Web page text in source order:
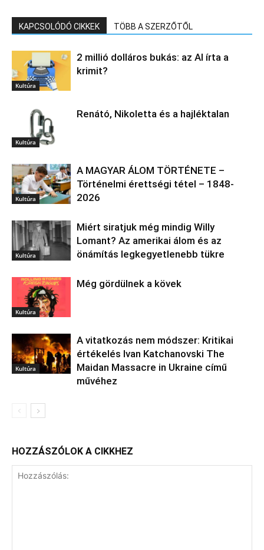
KAPCSOLÓDÓ CIKKEK TÖBB A SZERZŐTŐL
Kultúra
2 millió dolláros bukás: az AI írta a
krimit?
Kultúra
Renátó, Nikoletta és a hajléktalan
Kultúra
A MAGYAR ÁLOM TÖRTÉNETE –
Történelmi érettségi tétel – 1848-
2026
Kultúra
Miért siratjuk még mindig Willy
Lomant? Az amerikai álom és az
önámítás legkegyetlenebb tükre
Kultúra
Még gördülnek a kövek
Kultúra
A vitatkozás nem módszer: Kritikai
értékelés Ivan Katchanovski The
Maidan Massacre in Ukraine című
művéhez
HOZZÁSZÓLOK A CIKKHEZ